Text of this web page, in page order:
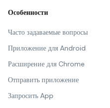
Особенности
Часто задаваемые вопросы
Приложение для Android
Расширение для Chrome
Отправить приложение
Запросить App